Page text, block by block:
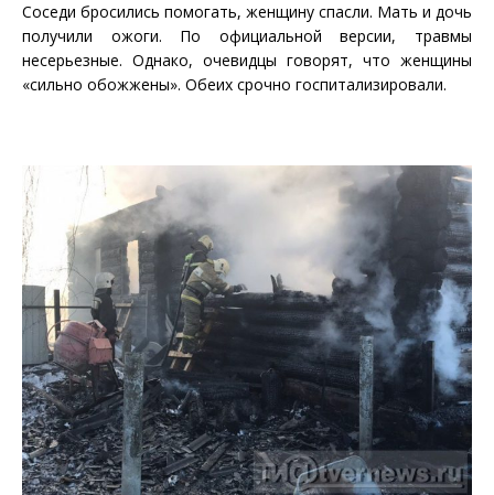
Соседи бросились помогать, женщину спасли. Мать и дочь
получили ожоги. По официальной версии, травмы
несерьезные. Однако, очевидцы говорят, что женщины
«сильно обожжены». Обеих срочно госпитализировали.